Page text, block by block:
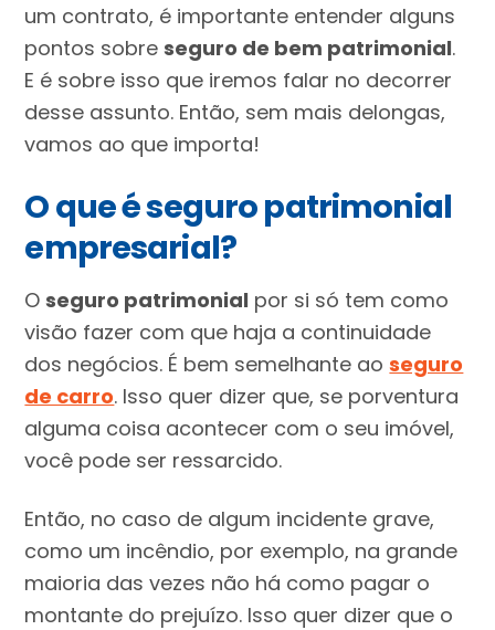
um contrato, é importante entender alguns
pontos sobreseguro de bem patrimonial.
E é sobre isso que iremos falar no decorrer
desse assunto. Então, sem mais delongas,
vamos ao que importa!
O que é seguro patrimonial
empresarial?
Oseguro patrimonial por si só tem como
visão fazer com que haja a continuidade
dos negócios. É bem semelhante aoseguro
de carro. Isso quer dizer que, se porventura
alguma coisa acontecer com o seu imóvel,
você pode ser ressarcido.
Então, no caso de algum incidente grave,
como um incêndio, por exemplo, na grande
maioria das vezes não há como pagar o
montante do prejuízo. Isso quer dizer que o